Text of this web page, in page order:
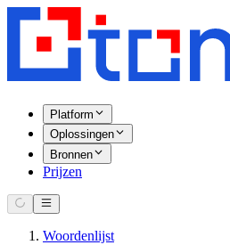
Platform
Oplossingen
Bronnen
Prijzen
Woordenlijst